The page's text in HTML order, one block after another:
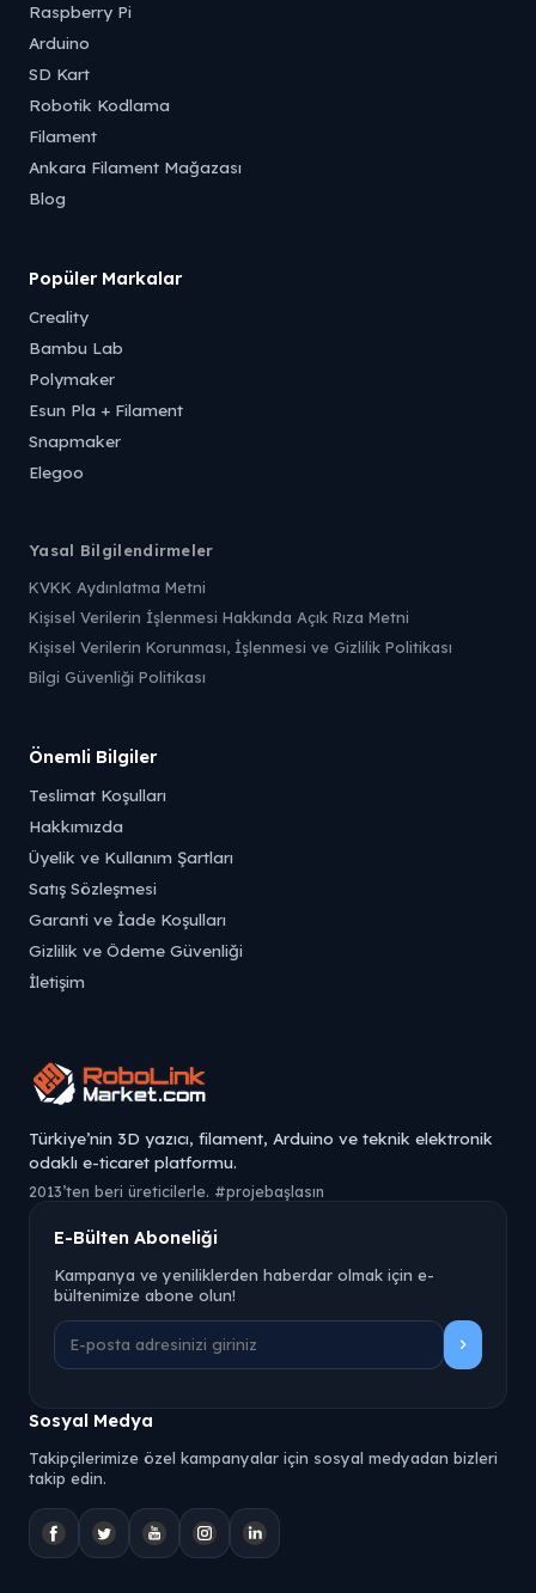
Raspberry Pi
Arduino
SD Kart
Robotik Kodlama
Filament
Ankara Filament Mağazası
Blog
Popüler Markalar
Creality
Bambu Lab
Polymaker
Esun Pla + Filament
Snapmaker
Elegoo
Yasal Bilgilendirmeler
KVKK Aydınlatma Metni
Kişisel Verilerin İşlenmesi Hakkında Açık Rıza Metni
Kişisel Verilerin Korunması, İşlenmesi ve Gizlilik Politikası
Bilgi Güvenliği Politikası
Önemli Bilgiler
Teslimat Koşulları
Hakkımızda
Üyelik ve Kullanım Şartları
Satış Sözleşmesi
Garanti ve İade Koşulları
Gizlilik ve Ödeme Güvenliği
İletişim
Türkiye’nin 3D yazıcı, filament, Arduino ve teknik elektronik
odaklı e-ticaret platformu.
2013’ten beri üreticilerle. #projebaşlasın
E-Bülten Aboneliği
Kampanya ve yeniliklerden haberdar olmak için e-
bültenimize abone olun!
Sosyal Medya
Takipçilerimize özel kampanyalar için sosyal medyadan bizleri
takip edin.